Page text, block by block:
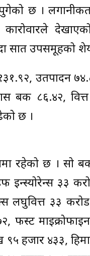
छ ।
सात उपसमूहको
उतपादन
बैंक ८६.४२,
छ ।
रहेको छ । सो
इन्स्योरेन्स ३३
लघुवित्त ३३
हजार ४३३,